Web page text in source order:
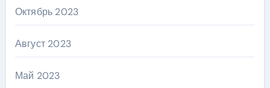
Октябрь 2023
Август 2023
Май 2023